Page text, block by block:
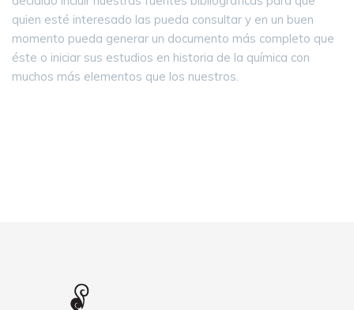
quien esté interesado las pueda consultar y en un buen
momento pueda generar un documento más completo que
éste o iniciar sus estudios en historia de la química con
muchos más elementos que los nuestros.